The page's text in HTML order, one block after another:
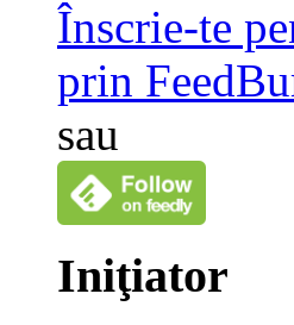
Înscrie-te
prin
sau
Iniţiator